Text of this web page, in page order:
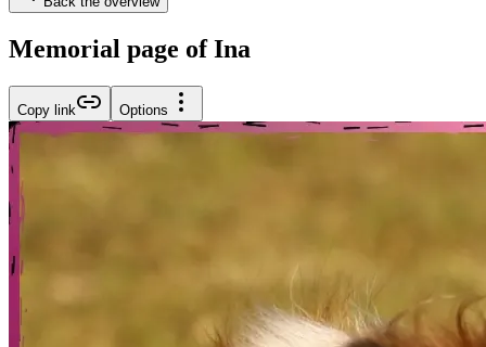
Memorial page of Ina
Copy link Options